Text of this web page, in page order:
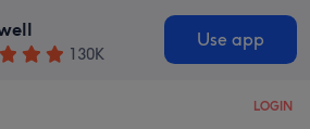
130K
Use app
LOGIN